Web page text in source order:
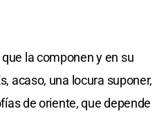
la componen y en su
acaso, una locura suponer,
de oriente, que depende